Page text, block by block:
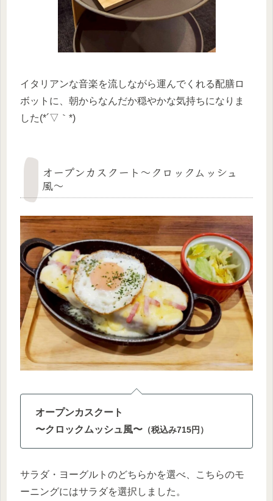
イタリアンな音楽を流しながら運んでくれる配膳ロ
ボットに、朝からなんだか穏やかな気持ちになりま
した(*´▽｀*)
オープンカスクート〜クロックムッシュ
風〜
オープンカスクート
〜クロックムッシュ風〜 （税込み715円）
サラダ・ヨーグルトのどちらかを選べ、こちらのモ
ーニングにはサラダを選択しました。